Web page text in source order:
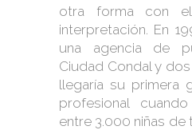
otra forma con
interpretación. En
una agencia de
Ciudad Condal y
llegaría su primera
profesional
entre 3.000 niñas de